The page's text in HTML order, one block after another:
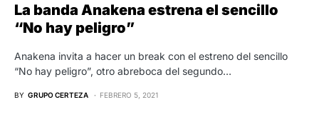
La banda Anakena estrena el sencillo
“No hay peligro”
Anakena invita a hacer un break con el estreno del sencillo
“No hay peligro”, otro abreboca del segundo…
BY GRUPO CERTEZA FEBRERO 5, 2021